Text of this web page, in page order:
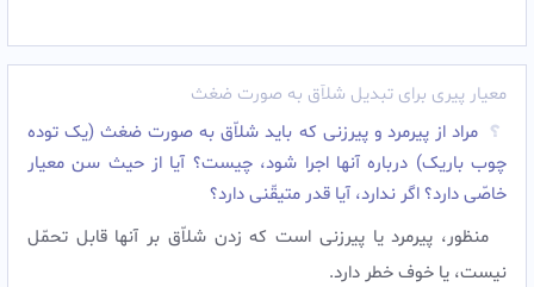
معیار پیری برای تبدیل شلاّق به صورت ضغث
مراد از پیرمرد و پیرزنى که باید شلاّق به صورت ضغث (یک توده
چوب باریک) درباره آنها اجرا شود، چیست؟ آیا از حیث سن معیار
خاصّى دارد؟ اگر ندارد، آیا قدر متیقّنى دارد؟
منظور، پیرمرد یا پیرزنى است که زدن شلاّق بر آنها قابل تحمّل
نیست، یا خوف خطر دارد.‌